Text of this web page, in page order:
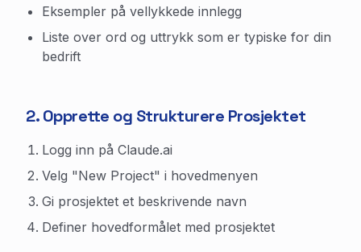
Eksempler på vellykkede innlegg
Liste over ord og uttrykk som er typiske for din
bedrift
2. Opprette og Strukturere Prosjektet
Logg inn på Claude.ai
Velg "New Project" i hovedmenyen
Gi prosjektet et beskrivende navn
Definer hovedformålet med prosjektet